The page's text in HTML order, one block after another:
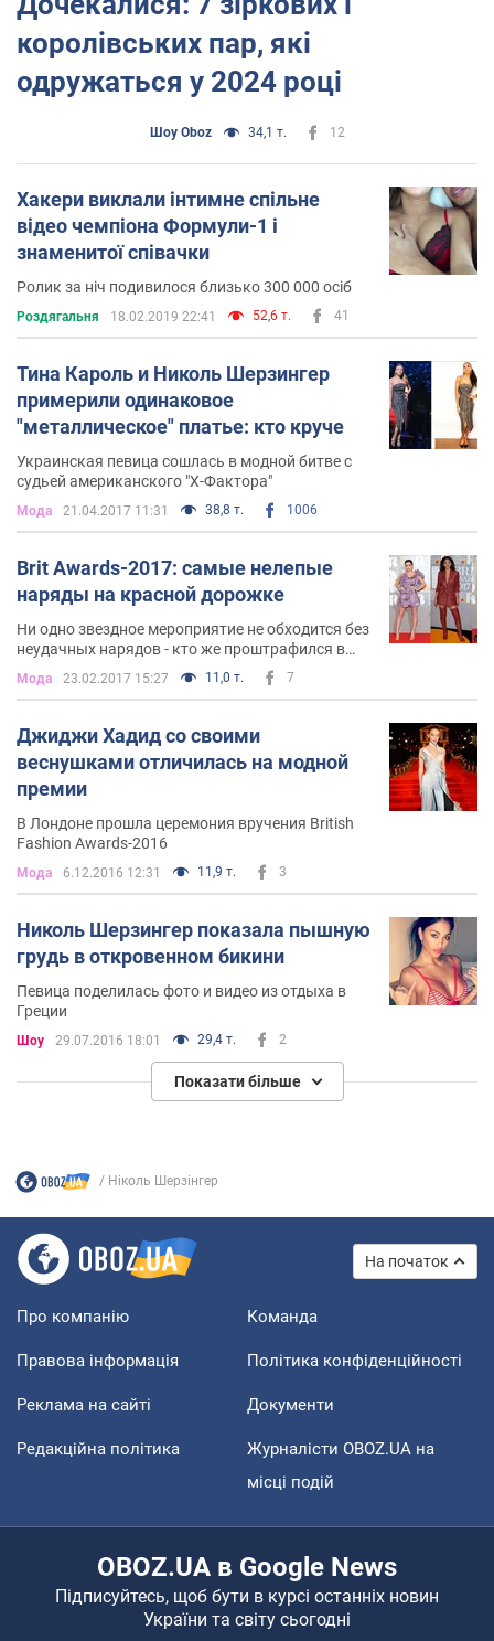
королівських пар, які
одружаться у 2024 році
Шоу Oboz 34,1 т. 12
Хакери виклали інтимне спільне
відео чемпіона Формули-1 і
знаменитої співачки
Ролик за ніч подивилося близько 300 000 осіб
Роздягальня 18.02.2019 22:41 52,6 т. 41
Тина Кароль и Николь Шерзингер
примерили одинаковое
"металлическое" платье: кто круче
Украинская певица сошлась в модной битве с
судьей американского "Х-Фактора"
Мода 21.04.2017 11:31 38,8 т. 1006
Brit Awards-2017: самые нелепые
наряды на красной дорожке
Ни одно звездное мероприятие не обходится без
неудачных нарядов - кто же проштрафился в
Мода 23.02.2017 15:27 11,0 т. 7
Джиджи Хадид со своими
веснушками отличилась на модной
премии
В Лондоне прошла церемония вручения British
Fashion Awards-2016
Мода 6.12.2016 12:31 11,9 т. 3
Николь Шерзингер показала пышную
грудь в откровенном бикини
Певица поделилась фото и видео из отдыха в
Греции
Шоу 29.07.2016 18:01 29,4 т. 2
Показати більше
Ніколь Шерзінгер
На початок
Про компанію Команда
Правова інформація Політика конфіденційності
Реклама на сайті Документи
Редакційна політика
Журналісти OBOZ.UA на
місці подій
OBOZ.UA в Google News
Підписуйтесь, щоб бути в курсі останніх новин
України та світу сьогодні